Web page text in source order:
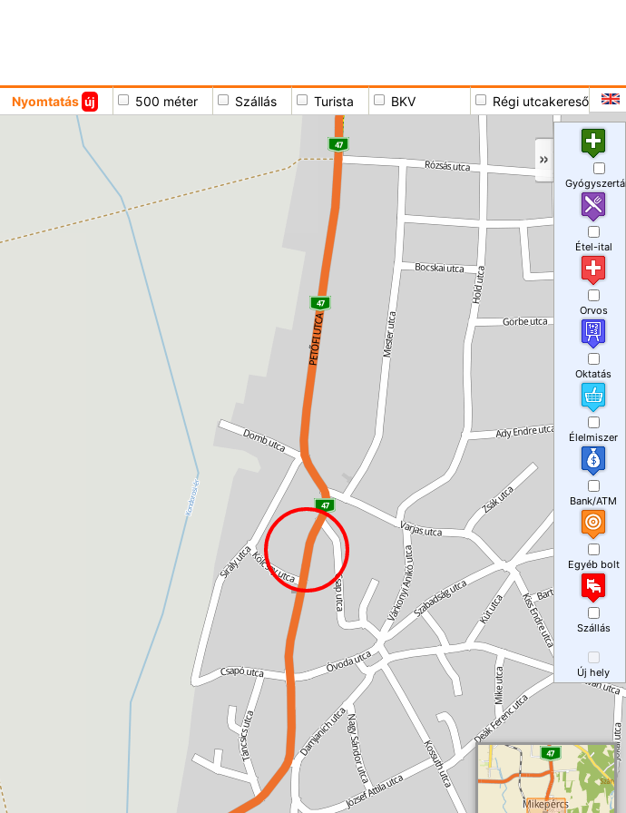
Nyomtatás új 500 méter Szállás Turista BKV Régi utcakereső
Étel-ital
Orvos
Oktatás
Élelmiszer
Bank/ATM
Egyéb bolt
Szállás
Új hely